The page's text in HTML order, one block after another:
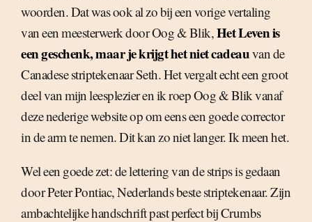
woorden. Dat was ook al zo bij een vorige vertaling
van een meesterwerk door Oog & Blik,Het Leven is
een geschenk, maar je krijgt het niet cadeauvan de
Canadese striptekenaar Seth. Het vergalt echt een groot
deel van mijn leesplezier en ik roep Oog & Blik vanaf
deze nederige website op om eens een goede corrector
in de arm te nemen. Dit kan zo niet langer. Ik meen het.
Wel een goede zet: de lettering van de strips is gedaan
door Peter Pontiac, Nederlands beste striptekenaar. Zijn
ambachtelijke handschrift past perfect bij Crumbs